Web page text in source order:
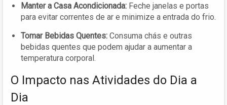
Manter a Casa Acondicionada: Feche janelas e portas
para evitar correntes de ar e minimize a entrada do frio.
Tomar Bebidas Quentes: Consuma chás e outras
bebidas quentes que podem ajudar a aumentar a
temperatura corporal.
O Impacto nas Atividades do Dia a
Dia